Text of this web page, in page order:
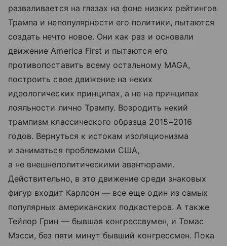
разваливается на глазах на фоне низких рейтингов
Трампа и непопулярности его политики, пытаются
создать нечто новое. Они как раз и основали
движение America First и пытаются его
противопоставить всему остальному MAGA,
построить свое движение на неких
идеологических принципах, а не на принципах
лояльности лично Трампу. Возродить некий
трампизм классического образца 2015−2016
годов. Вернуться к истокам изоляционизма
и заниматься проблемами США,
а не внешнеполитическими авантюрами.
Действительно, в это движение среди знаковых
фигур входит Карлсон — все еще один из самых
популярных американских подкастеров. А также
Тейлор Грин — бывшая конгрессвумен, и Томас
Мэсси, без пяти минут бывший конгрессмен. Пока